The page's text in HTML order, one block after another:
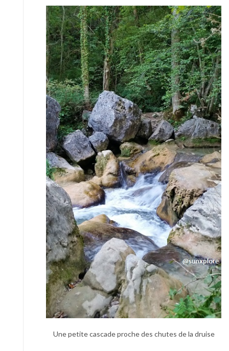
Une petite cascade proche des chutes de la druise